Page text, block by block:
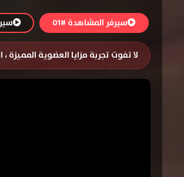
سيرفر المشاهدة #01
لا تفوت تجربة مزايا العضوية المميزة